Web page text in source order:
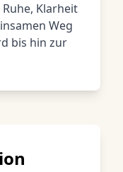
Klarheit
Weg
bis hin zur